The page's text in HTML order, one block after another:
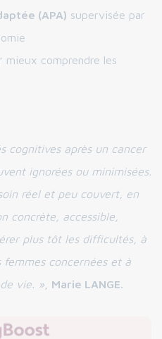
(APA) supervisée par
mieux comprendre les
cognitives après un cancer
ignorées ou minimisées.
réel et peu couvert, en
concrète, accessible,
plus tôt les difficultés, à
concernées et à
vie. », Marie LANGE.